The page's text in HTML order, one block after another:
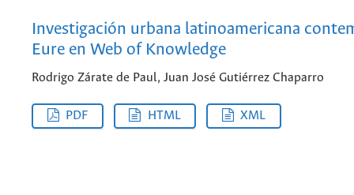
Investigación urbana latinoamericana
Eure en Web of Knowledge
Rodrigo Zárate de Paul, Juan José Gutiérrez Chaparro
PDF HTML XML